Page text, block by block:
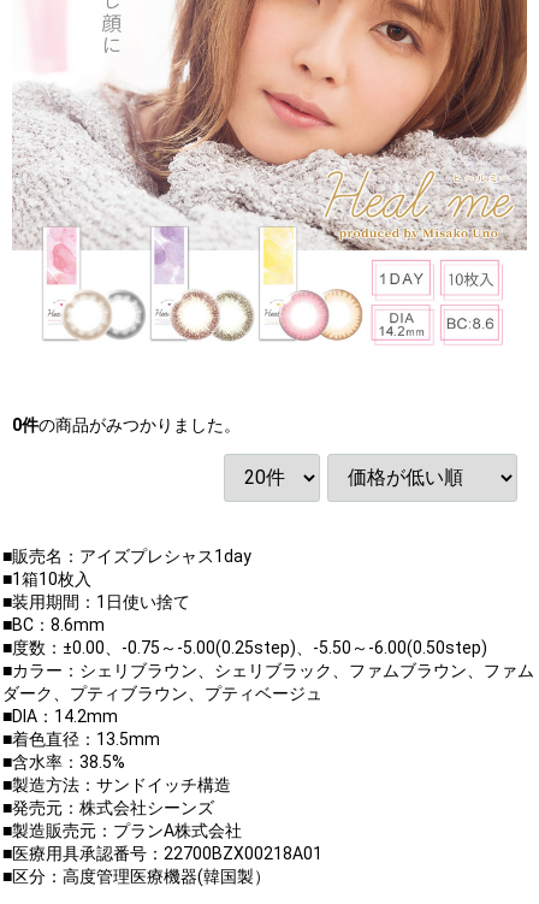
0件の商品がみつかりました。
■販売名：アイズプレシャス1day
■1箱10枚入
■装用期間：1日使い捨て
■BC：8.6mm
■度数：±0.00、-0.75～-5.00(0.25step)、-5.50～-6.00(0.50step)
■カラー：シェリブラウン、シェリブラック、ファムブラウン、ファム
ダーク、プティブラウン、プティベージュ
■DIA：14.2mm
■着色直径：13.5mm
■含水率：38.5%
■製造方法：サンドイッチ構造
■発売元：株式会社シーンズ
■製造販売元：プランA株式会社
■医療用具承認番号：22700BZX00218A01
■区分：高度管理医療機器(韓国製）